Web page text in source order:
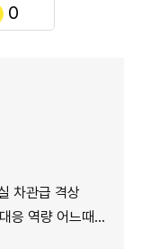
0
차관급 격상
어느때보다 중요"